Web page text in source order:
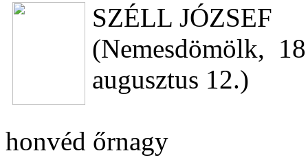
SZÉLL JÓZSEF
(Nemesdömölk,
augusztus 12.)
honvéd őrnagy